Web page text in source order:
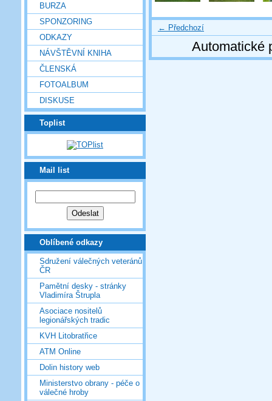
BURZA
SPONZORING
ODKAZY
NÁVŠTĚVNÍ KNIHA
ČLENSKÁ
FOTOALBUM
DISKUSE
Toplist
Mail list
Oblíbené odkazy
Sdružení válečných veteránů
ČR
Pamětní desky - stránky
Vladimíra Štrupla
Asociace nositelů
legionářských tradic
KVH Litobratřice
ATM Online
Dolin history web
Ministerstvo obrany - péče o
válečné hroby
← Předchozí
Automatické